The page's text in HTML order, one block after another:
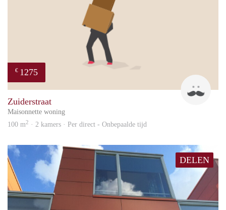
€ 1275
Zuiderstraat
Maisonnette woning
100 m2 · 2 kamers · Per direct - Onbepaalde tijd
DELEN